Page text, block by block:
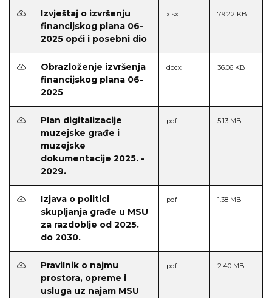
Izvještaj o izvršenju
financijskog plana 06-
2025 opći i posebni dio
xlsx 79.22 KB
Obrazloženje izvršenja
financijskog plana 06-
2025
docx 36.06 KB
Plan digitalizacije
muzejske građe i
muzejske
dokumentacije 2025. -
2029.
pdf 5.13 MB
Izjava o politici
skupljanja građe u MSU
za razdoblje od 2025.
do 2030.
pdf 1.38 MB
Pravilnik o najmu
prostora, opreme i
usluga uz najam MSU
pdf 2.40 MB